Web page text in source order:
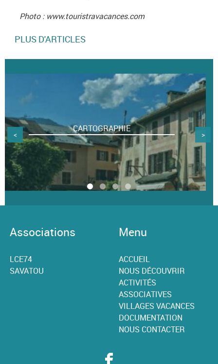
Photo : www.touristravacances.com
PLUS D'ARTICLES
CARTOGRAPHIE
< >
Associations
LCE74
SAVATOU
Menu
ACCUEIL
NOUS DÉCOUVRIR
ACTIVITÉS
ASSOCIATIVES
VILLAGES VACANCES
DOCUMENTATION
NOUS CONTACTER